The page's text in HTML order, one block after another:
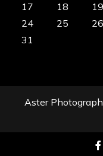
17
18 19
24
25 26
31
Aster